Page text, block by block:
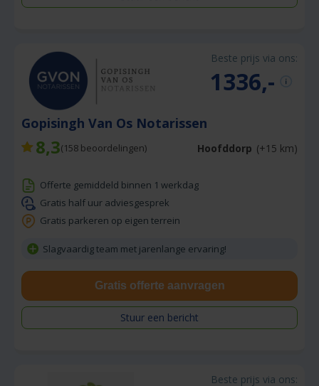
Beste prijs via ons:
1336,-
Gopisingh Van Os Notarissen
8,3(158 beoordelingen) Hoofddorp (+15 km)
Offerte gemiddeld binnen 1 werkdag
Gratis half uur adviesgesprek
Gratis parkeren op eigen terrein
Slagvaardig team met jarenlange ervaring!
Gratis offerte aanvragen
Stuur een bericht
Beste prijs via ons: